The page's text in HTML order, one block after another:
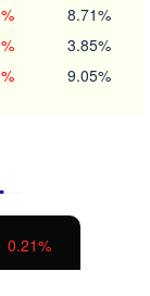
8.71%
3.85%
9.05%
0.21%